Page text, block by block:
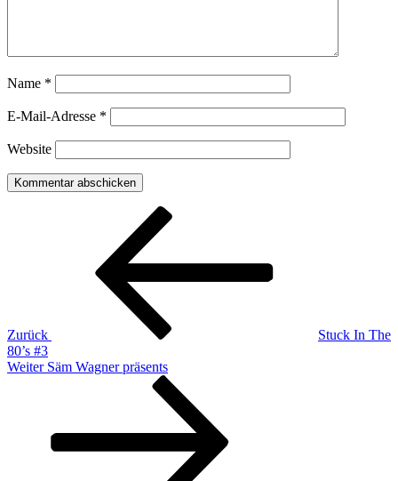
Name *
E-Mail-Adresse *
Website
Beitragsnavigation
Zurück
Stuck In The
80’s #3
Nächster
Weiter Säm Wagner präsents